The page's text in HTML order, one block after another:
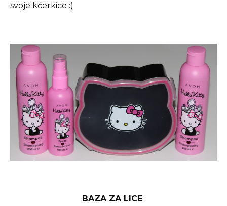
svoje kćerkice :)
BAZA ZA LICE